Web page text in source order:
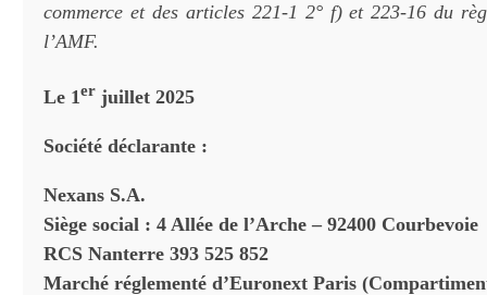
commerce et des articles 221-1 2° f) et 223-16 du
l’AMF.
Le 1er juillet 2025
Société déclarante :
Nexans S.A.
Siège social : 4 Allée de l’Arche – 92400 Courbevoie
RCS Nanterre 393 525 852
Marché réglementé d’Euronext Paris